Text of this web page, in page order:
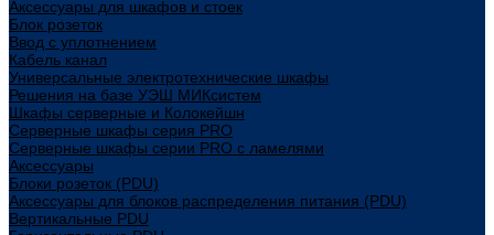
Аксессуары для шкафов и стоек
Блок розеток
Ввод с уплотнением
Кабель канал
Универсальные электротехнические шкафы
Решения на базе УЭШ МИКсистем
Шкафы серверные и Колокейшн
Серверные шкафы серия PRO
Серверные шкафы серии PRO с ламелями
Аксессуары
Блоки розеток (PDU)
Аксессуары для блоков распределения питания (PDU)
Вертикальные PDU